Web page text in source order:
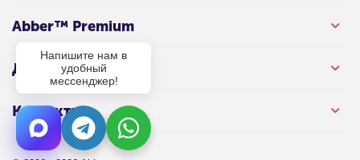
Abber™ Premium
Для клиента
Контакты
Напишите нам в
удобный
мессенджер!